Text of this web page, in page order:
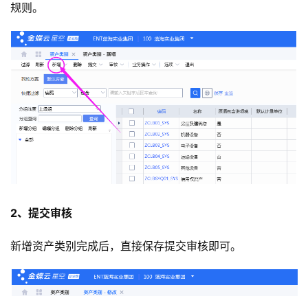
规则。
2、提交审核
新增资产类别完成后，直接保存提交审核即可。